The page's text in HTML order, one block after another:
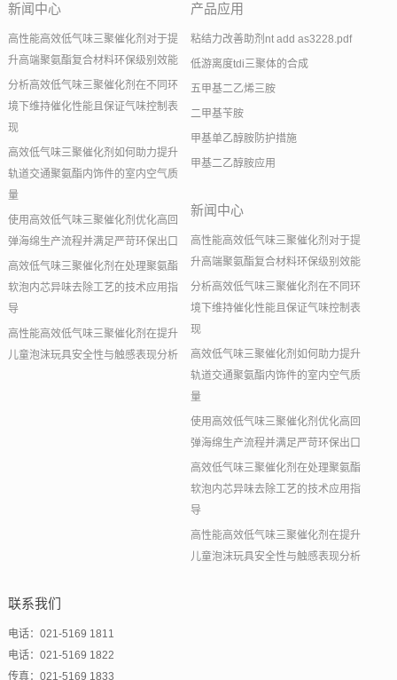
新闻中心
高性能高效低气味三聚催化剂对于提
升高端聚氨酯复合材料环保级别效能
分析高效低气味三聚催化剂在不同环
境下维持催化性能且保证气味控制表
现
高效低气味三聚催化剂如何助力提升
轨道交通聚氨酯内饰件的室内空气质
量
使用高效低气味三聚催化剂优化高回
弹海绵生产流程并满足严苛环保出口
高效低气味三聚催化剂在处理聚氨酯
软泡内芯异味去除工艺的技术应用指
导
高性能高效低气味三聚催化剂在提升
儿童泡沫玩具安全性与触感表现分析
产品应用
粘结力改善助剂nt add as3228.pdf
低游离度tdi三聚体的合成
五甲基二乙烯三胺
二甲基苄胺
甲基单乙醇胺防护措施
甲基二乙醇胺应用
新闻中心
高性能高效低气味三聚催化剂对于提
升高端聚氨酯复合材料环保级别效能
分析高效低气味三聚催化剂在不同环
境下维持催化性能且保证气味控制表
现
高效低气味三聚催化剂如何助力提升
轨道交通聚氨酯内饰件的室内空气质
量
使用高效低气味三聚催化剂优化高回
弹海绵生产流程并满足严苛环保出口
高效低气味三聚催化剂在处理聚氨酯
软泡内芯异味去除工艺的技术应用指
导
高性能高效低气味三聚催化剂在提升
儿童泡沫玩具安全性与触感表现分析
联系我们
电话：021-5169 1811
电话：021-5169 1822
传真：021-5169 1833